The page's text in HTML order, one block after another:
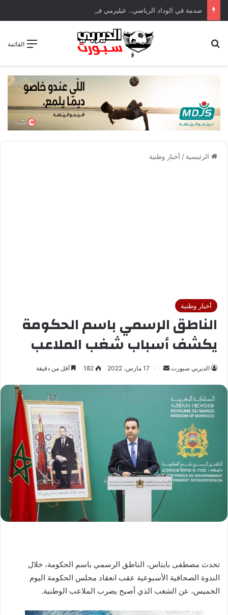
القائمة
الرئيسية / أخبار وطنية
أخبار وطنية
الناطق الرسمي باسم الحكومة
يكشف أسباب شغب الملاعب
الديربي سبورت
ا
إ
ل
ك
ي
ا
17 مارس، 2022 182 أقل من دقيقة
تحدث مصطفى بايتاس، الناطق الرسمي باسم الحكومة، خلال
الندوة الصحافية الأسبوعية عقب انعقاد مجلس الحكومة اليوم
الخميس، عن الشغب الذي أصبح يضرب الملاعب الوطنية.